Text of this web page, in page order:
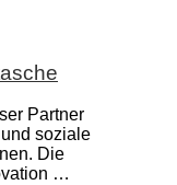
Partner
soziale
Die
…